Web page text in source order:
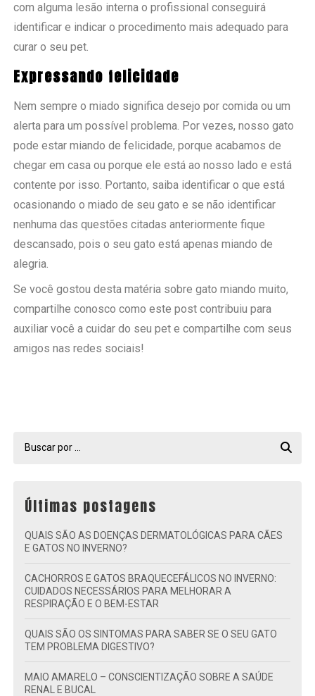
com alguma lesão interna o profissional conseguirá
identificar e indicar o procedimento mais adequado para
curar o seu pet.
Expressando felicidade
Nem sempre o miado significa desejo por comida ou um
alerta para um possível problema. Por vezes, nosso gato
pode estar miando de felicidade, porque acabamos de
chegar em casa ou porque ele está ao nosso lado e está
contente por isso. Portanto, saiba identificar o que está
ocasionando o miado de seu gato e se não identificar
nenhuma das questões citadas anteriormente fique
descansado, pois o seu gato está apenas miando de
alegria.
Se você gostou desta matéria sobre gato miando muito,
compartilhe conosco como este post contribuiu para
auxiliar você a cuidar do seu pet e compartilhe com seus
amigos nas redes sociais!
Últimas postagens
QUAIS SÃO AS DOENÇAS DERMATOLÓGICAS PARA CÃES
E GATOS NO INVERNO?
CACHORROS E GATOS BRAQUECEFÁLICOS NO INVERNO:
CUIDADOS NECESSÁRIOS PARA MELHORAR A
RESPIRAÇÃO E O BEM-ESTAR
QUAIS SÃO OS SINTOMAS PARA SABER SE O SEU GATO
TEM PROBLEMA DIGESTIVO?
MAIO AMARELO – CONSCIENTIZAÇÃO SOBRE A SAÚDE
RENAL E BUCAL